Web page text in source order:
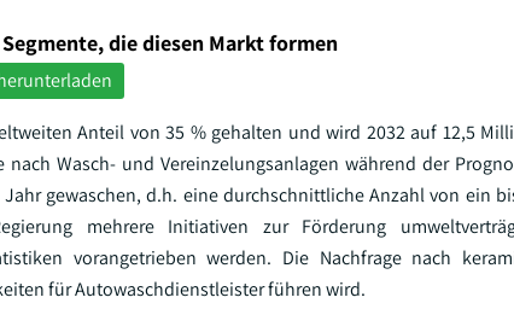
die diesen Markt formen
Anteil von 35 % gehalten und wird 2032 auf 12,5
Wasch- und Vereinzelungsanlagen während der
gewaschen, d.h. eine durchschnittliche Anzahl von ein
mehrere Initiativen zur Förderung
vorangetrieben werden. Die Nachfrage nach
für Autowaschdienstleister führen wird.